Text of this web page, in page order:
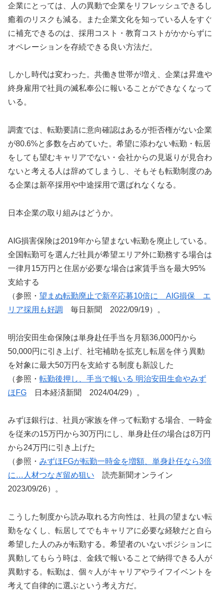
企業にとっては、人の異動で企業をリフレッシュできるし
癒着のリスクも減る。また企業文化を知っている人をすぐ
に補充できるのは、採用コスト・教育コストがかからずに
オペレーションを存続できる良い方法だ。
しかし時代は変わった。共働き世帯が増え、企業は昇進や
終身雇用で社員の滅私奉公に報いることができなくなって
いる。
調査では、転勤要請に意向確認はあるが拒否権がない企業
が80.6%と多数を占めていた。希望に添わない転勤・転居
をしても望むキャリアでない・会社からの見返りが見合わ
ないと考える人は辞めてしまうし、そもそも転勤制度のあ
る企業は新卒採用や中途採用で選ばれなくなる。
日本企業の取り組みはどうか。
AIG損害保険は2019年から望まない転勤を廃止している。
全国転勤可を選んだ社員が希望エリア外に勤務する場合は
一律月15万円と住居が必要な場合は家賃手当を最大95%
支給する
（参照・ 望まぬ転勤廃止で新卒応募10倍に AIG損保 エ
リア採用も好調
毎日新聞 2022/09/19）。
明治安田生命保険は単身赴任手当を月額36,000円から
50,000円に引き上げ、社宅補助を拡充し転居を伴う異動
を対象に最大50万円を支給する制度も新設した
（参照・ 転勤後押し、手当で報いる 明治安田生命やみず
ほFG 日本経済新聞 2024/04/29）。
みずほ銀行は、社員が家族を伴って転勤する場合、一時金
を従来の15万円から30万円にし、単身赴任の場合は8万円
から24万円に引き上げた
（参照・ みずほFGが転勤一時金を増額、単身赴任なら3倍
に…人材つなぎ留め狙い 読売新聞オンライン
2023/09/26）。
こうした制度から読み取れる方向性は、社員の望まない転
勤をなくし、転居してでもキャリアに必要な経験だと自ら
希望した人のみが転勤する。希望者のいないポジションに
異動してもらう時は、金銭で報いることで納得できる人が
異動する。転勤は、個々人がキャリアやライフイベントを
考えて自律的に選ぶという考え方だ。